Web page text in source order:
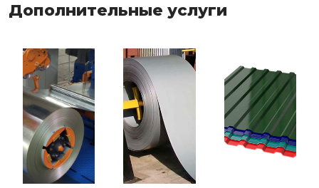
Дополнительные услуги